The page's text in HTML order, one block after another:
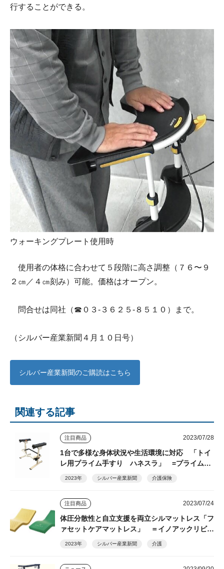
行することができる。
ウォーキングプレート使用時
使用者の体格に合わせて５段階に高さ調整（７６〜９
２㎝／４㎝刻み）可能。価格はオープン。
問合せは同社（☎０３-３６２５-８５１０）まで。
（シルバー産業新聞４月１０日号）
シルバー産業新聞のご購読はこちら
関連する記事
注目商品 2023/07/28
1台で多様な身体状況や生活環境に対応 「トイ
レ用プライム手すり ハネスラ」 =プライムケ
2023年 シルバー産業新聞 介護保険
注目商品 2023/07/24
体圧分散性と自立支援を両立シルマットレス「フ
ァセットケアマットレス」 ＝イノアックリビン
2023年 シルバー産業新聞 介護